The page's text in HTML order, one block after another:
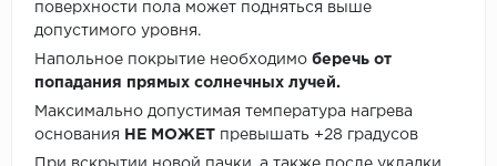
поверхности пола может подняться выше
допустимого уровня.
Напольное покрытие необходимо беречь от
попадания прямых солнечных лучей.
Максимально допустимая температура нагрева
основания
НЕ МОЖЕТ превышать +28 градусов